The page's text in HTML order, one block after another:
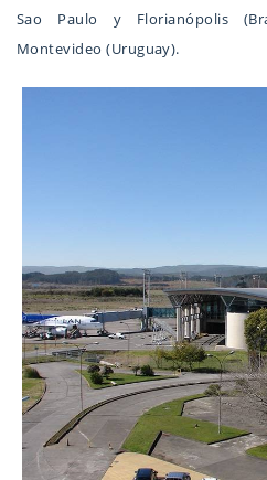
Sao Paulo y Florianópolis
Montevideo (Uruguay).